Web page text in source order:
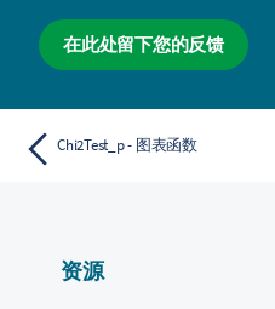
在此处留下您的反馈
Chi2Test_p - 图表函数
资源